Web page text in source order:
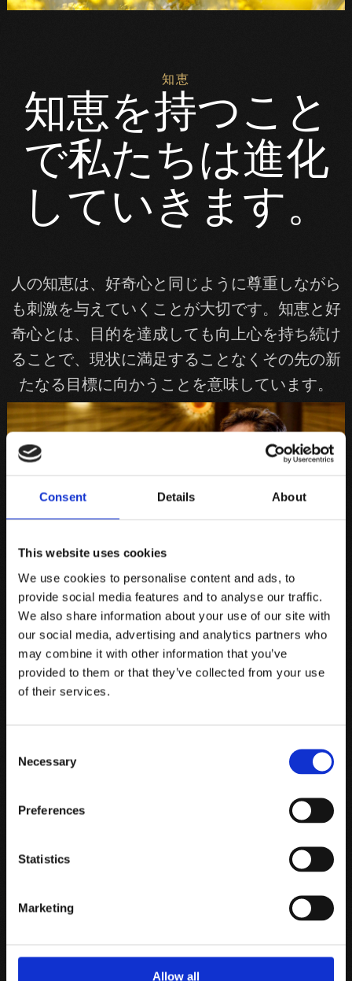
Consent Details About
This website uses cookies
We use cookies to personalise content and ads, to
provide social media features and to analyse our traffic.
We also share information about your use of our site with
our social media, advertising and analytics partners who
may combine it with other information that you’ve
provided to them or that they’ve collected from your use
of their services.
Selection
Necessary
Preferences
Statistics
Marketing
Allow all
知恵
知恵を持つこと
で私たちは進化
していきます。
人の知恵は、好奇心と同じように尊重しながら
も刺激を与えていくことが大切です。知恵と好
奇心とは、目的を達成しても向上心を持ち続け
ることで、現状に満足することなくその先の新
たなる目標に向かうことを意味しています。
美しさとはインスピレーションの源であり、成
功への道を切り開いてくれます。
美しさ
自然の美しさは、丁寧に守り続けていかなけれ
ばなりません。あらゆる形のどんな小さな美し
ばならないのです。美しさに囲まれた者は、よ
り深い価値観を手にして表現者となります。美
しさとは、心を養う原動力であるからこそ、よ
り良きものを目指すためのインスピレーション
人を尊重するとは、その力を集結させ奮起させ